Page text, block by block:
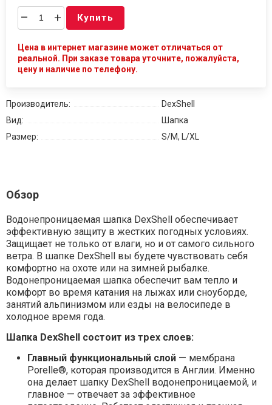
– + Купить
Цена в интернет магазине может отличаться от
реальной. При заказе товара уточните, пожалуйста,
цену и наличие по телефону.
Производитель:
DexShell
Вид:
Шапка
Размер:
S/M, L/XL
Обзор
Водонепроницаемая шапка DexShell обеспечивает
эффективную защиту в жестких погодных условиях.
Защищает не только от влаги, но и от самого сильного
ветра. В шапке DexShell вы будете чувствовать себя
комфортно на охоте или на зимней рыбалке.
Водонепроницаемая шапка обеспечит вам тепло и
комфорт во время катания на лыжах или сноуборде,
занятий альпинизмом или езды на велосипеде в
холодное время года.
Шапка DexShell состоит из трех слоев:
Главный функциональный слой— мембрана
Porelle®, которая производится в Англии. Именно
она делает шапку DexShell водонепроницаемой, и
главное — отвечает за эффективное